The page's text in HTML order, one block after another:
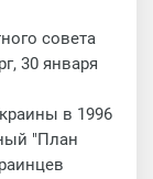
совета
30 января
в 1996
"План